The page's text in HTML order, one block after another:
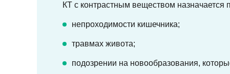
КТ с контрастным веществом назначается
непроходимости кишечника;
травмах живота;
подозрении на новообразования,